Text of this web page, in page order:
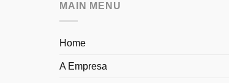
MAIN MENU
Home
A Empresa